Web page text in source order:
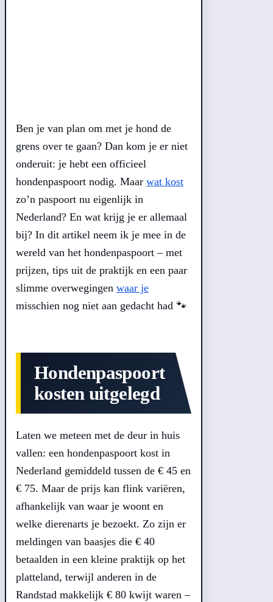
Ben je van plan om met je hond de
grens over te gaan? Dan kom je er niet
onderuit: je hebt een officieel
hondenpaspoort nodig. Maar wat kost
zo’n paspoort nu eigenlijk in
Nederland? En wat krijg je er allemaal
bij? In dit artikel neem ik je mee in de
wereld van het hondenpaspoort – met
prijzen, tips uit de praktijk en een paar
slimme overwegingen waar je
misschien nog niet aan gedacht had 🐾
Hondenpaspoort
kosten uitgelegd
Laten we meteen met de deur in huis
vallen: een hondenpaspoort kost in
Nederland gemiddeld tussen de € 45 en
€ 75. Maar de prijs kan flink variëren,
afhankelijk van waar je woont en
welke dierenarts je bezoekt. Zo zijn er
meldingen van baasjes die € 40
betaalden in een kleine praktijk op het
platteland, terwijl anderen in de
Randstad makkelijk € 80 kwijt waren –